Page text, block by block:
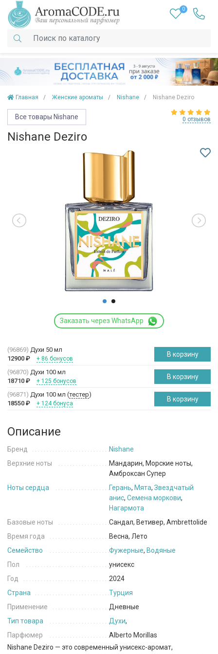
0
Главная Женские ароматы Nishane Nishane Deziro
Все товары Nishane 0 отзывов
Nishane Deziro
Заказать через WhatsApp
(96869) Духи 50 мл
12900 ₽ + 86 бонусов
В корзину
(96870) Духи 100 мл
18710 ₽ + 125 бонусов
В корзину
(96871) Духи 100 мл (тестер)
18550 ₽ + 124 бонуса
В корзину
Описание
Бренд
Nishane
Верхние ноты
Мандарин, Морские ноты,
Амброксан Супер
Ноты сердца
Герань, Мята, Звездчатый
анис, Семена моркови,
Нагармота
Базовые ноты
Сандал, Ветивер, Ambrettolide
Время года
Весна, Лето
Семейство
Фужерные, Водяные
Пол
унисекс
Год
2024
Страна
Турция
Применение
Дневные
Тип товара
Духи,
Парфюмер
Alberto Morillas
Nishane Deziro — это современный унисекс-аромат,